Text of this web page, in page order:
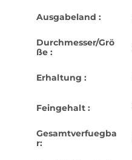
Ausgabeland :
Durchmesser/Grö
ße :
Erhaltung :
Feingehalt :
Gesamtverfuegba
r: